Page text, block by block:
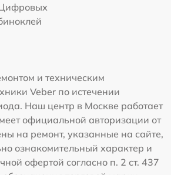
и техническим
Veber по истечении
Наш центр в Москве работает
официальной авторизации от
на ремонт, указанные на сайте,
ознакомительный характер и
офертой согласно п. 2 ст. 437